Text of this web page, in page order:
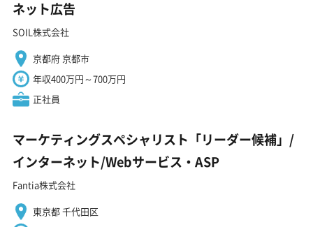
ネット広告
SOIL株式会社
京都府 京都市
年収400万円～700万円
正社員
マーケティングスペシャリスト「リーダー候補」/
インターネット/Webサービス・ASP
Fantia株式会社
東京都 千代田区